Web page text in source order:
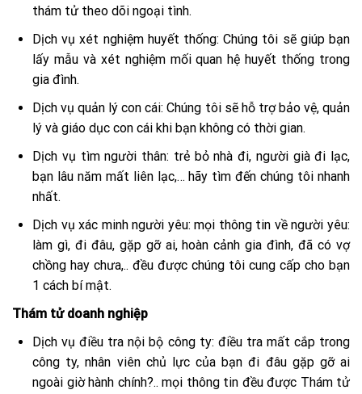
thám tử theo dõi ngoại tình.
Dịch vụ xét nghiệm huyết thống: Chúng tôi sẽ giúp bạn
lấy mẫu và xét nghiệm mối quan hệ huyết thống trong
gia đình.
Dịch vụ quản lý con cái: Chúng tôi sẽ hỗ trợ bảo vệ, quản
lý và giáo dục con cái khi bạn không có thời gian.
Dịch vụ tìm người thân: trẻ bỏ nhà đi, người già đi lạc,
bạn lâu năm mất liên lạc,… hãy tìm đến chúng tôi nhanh
nhất.
Dịch vụ xác minh người yêu: mọi thông tin về người yêu:
làm gì, đi đâu, gặp gỡ ai, hoàn cảnh gia đình, đã có vợ
chồng hay chưa,.. đều được chúng tôi cung cấp cho bạn
1 cách bí mật.
Thám tử doanh nghiệp
Dịch vụ điều tra nội bộ công ty: điều tra mất cắp trong
công ty, nhân viên chủ lực của bạn đi đâu gặp gỡ ai
ngoài giờ hành chính?.. mọi thông tin đều được Thám tử